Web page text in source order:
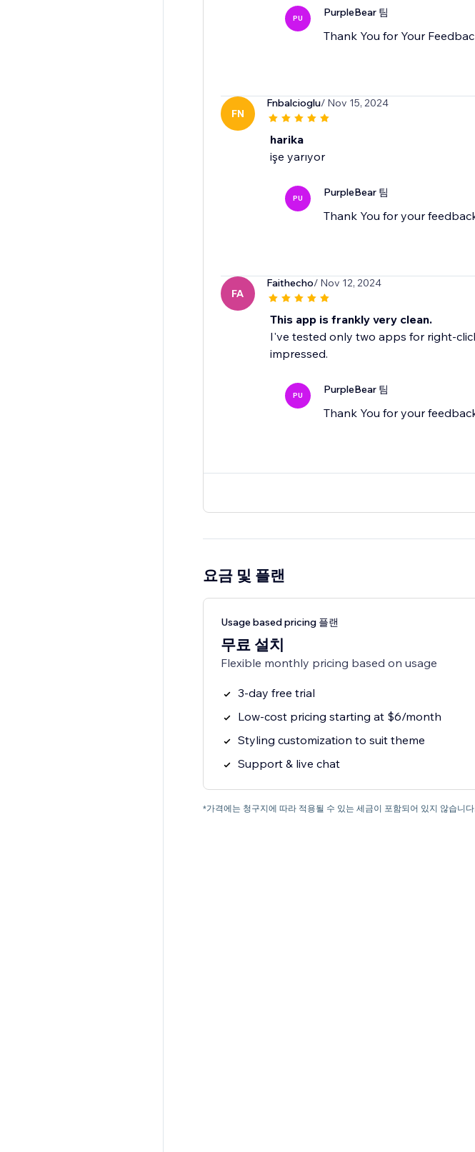
PU PurpleBear 팀
Thank You for Your
FN
Fnbalcioglu/ Nov 15, 2024
harika
işe yarıyor
PU PurpleBear 팀
Thank You for your
FA
Faithecho/ Nov 12, 2024
This app is frankly very clean.
I've tested only two apps for right-
impressed.
PU PurpleBear 팀
Thank You for your
요금 및 플랜
Usage based pricing 플랜
무료 설치
Flexible monthly pricing based on usage
3-day free trial
Low-cost pricing starting at $6/month
Styling customization to suit theme
Support & live chat
*가격에는 청구지에 따라 적용될 수 있는 세금이 포함되어 있지 않습니